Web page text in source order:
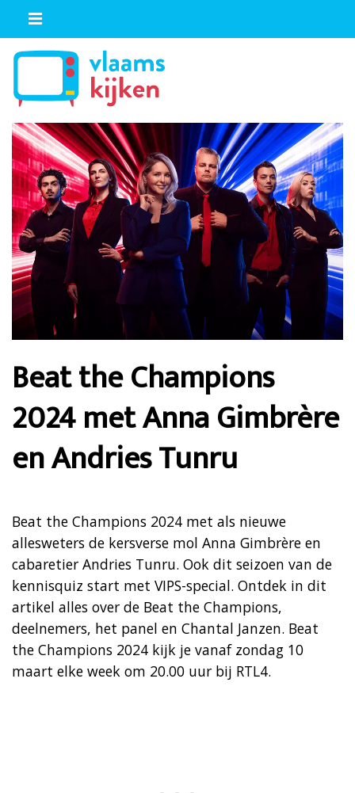
Beat the Champions
2024 met Anna Gimbrère
en Andries Tunru
Beat the Champions 2024 met als nieuwe
allesweters de kersverse mol Anna Gimbrère en
cabaretier Andries Tunru. Ook dit seizoen van de
kennisquiz start met VIPS-special. Ontdek in dit
artikel alles over de Beat the Champions,
deelnemers, het panel en Chantal Janzen. Beat
the Champions 2024 kijk je vanaf zondag 10
maart elke week om 20.00 uur bij RTL4.